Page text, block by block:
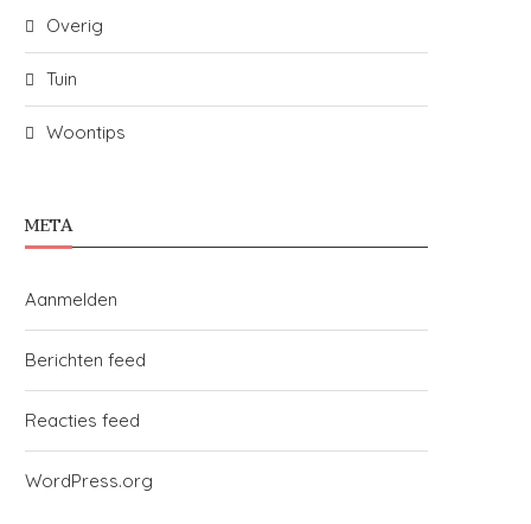
Overig
Tuin
Woontips
META
Aanmelden
Berichten feed
Reacties feed
WordPress.org